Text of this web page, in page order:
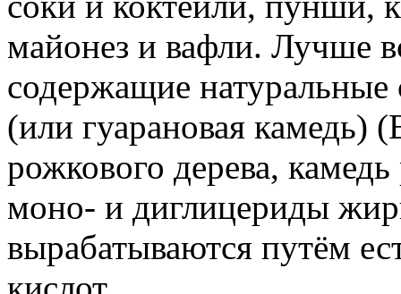
майонез и вафли. Лучше
содержащие натуральные
(или гуарановая камедь)
рожкового дерева,
моно- и диглицериды
вырабатываются путём